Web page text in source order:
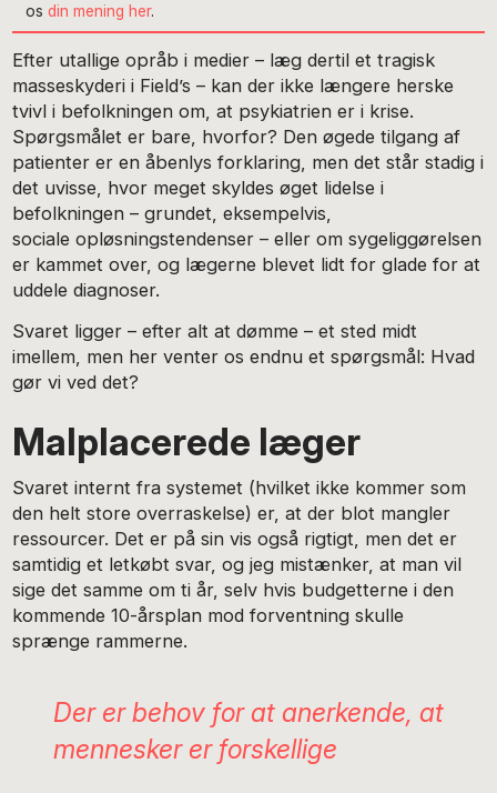
osdin mening her.
Efter utallige opråb i medier – læg dertil et tragisk
masseskyderi i Field’s – kan der ikke længere herske
tvivl i befolkningen om, at psykiatrien er i krise.
Spørgsmålet er bare, hvorfor? Den øgede tilgang af
patienter er en åbenlys forklaring, men det står stadig i
det uvisse, hvor meget skyldes øget lidelse i
befolkningen – grundet, eksempelvis,
sociale opløsningstendenser – eller om sygeliggørelsen
er kammet over, og lægerne blevet lidt for glade for at
uddele diagnoser.
Svaret ligger – efter alt at dømme – et sted midt
imellem, men her venter os endnu et spørgsmål: Hvad
gør vi ved det?
Malplacerede læger
Svaret internt fra systemet (hvilket ikke kommer som
den helt store overraskelse) er, at der blot mangler
ressourcer. Det er på sin vis også rigtigt, men det er
samtidig et letkøbt svar, og jeg mistænker, at man vil
sige det samme om ti år, selv hvis budgetterne i den
kommende 10-årsplan mod forventning skulle
sprænge rammerne.
Der er behov for at anerkende, at
mennesker er forskellige